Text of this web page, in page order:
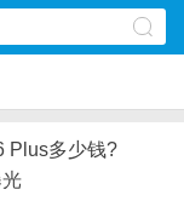
Plus多少钱?